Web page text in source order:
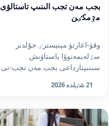
بجب مەن تجب الىنىپ تاستالۋى
مٷمكٸن
وقۋ-اعارتۋ مينيسترٸ جۇلدىز
سٷلەيمەنوۆا باستاۋىش
سىنىپتارداعى بجب مەن تجب-نى
جا...
21 شٸلدە 2026